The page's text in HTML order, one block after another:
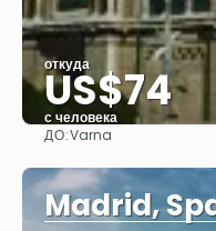
откуда
US$74
с человека
ДО:Varna
Madrid,